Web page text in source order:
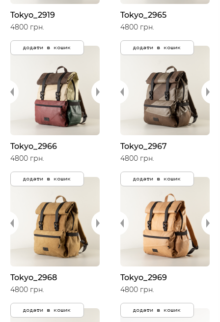
Tokyo_2919
4800 грн.
додати в кошик
Tokyo_2965
4800 грн.
додати в кошик
Tokyo_2966
4800 грн.
додати в кошик
Tokyo_2967
4800 грн.
додати в кошик
Tokyo_2968
4800 грн.
додати в кошик
Tokyo_2969
4800 грн.
додати в кошик